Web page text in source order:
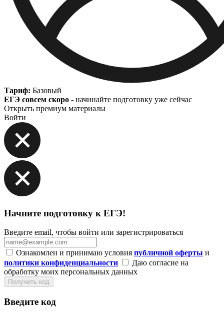
Тариф: Базовый
ЕГЭ совсем скоро - начинайте подготовку уже сейчас
Открыть премиум материалы
Войти
Начните подготовку к ЕГЭ!
Введите email, чтобы войти или зарегистрироваться
Ознакомлен и принимаю условия публичной оферты и
политики конфиденциальности
Даю согласие на
обработку моих персональных данных
Получить код
Введите код